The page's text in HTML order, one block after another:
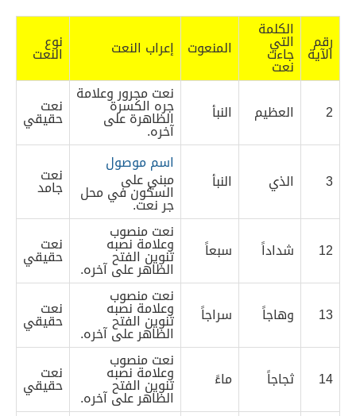
رقم
الآية
الكلمة
التي
جاءت
نعت
المنعوت إعراب النعت نوع
النعت
2 العظيم النبأ
نعت مجرور وعلامة
جره الكسرة
الظاهرة على
آخره.
نعت
حقيقي
3 الذي النبأ
اسم موصول
مبني على
السكون في محل
جر نعت.
نعت
جامد
12 شداداً سبعاً
نعت منصوب
وعلامة نصبه
تنوين الفتح
الظاهر على آخره.
نعت
حقيقي
13 وهاجاً سراجاً
نعت منصوب
وعلامة نصبه
تنوين الفتح
الظاهر على آخره.
نعت
حقيقي
14 ثجاجاً ماءً
نعت منصوب
وعلامة نصبه
تنوين الفتح
الظاهر على آخره.
نعت
حقيقي